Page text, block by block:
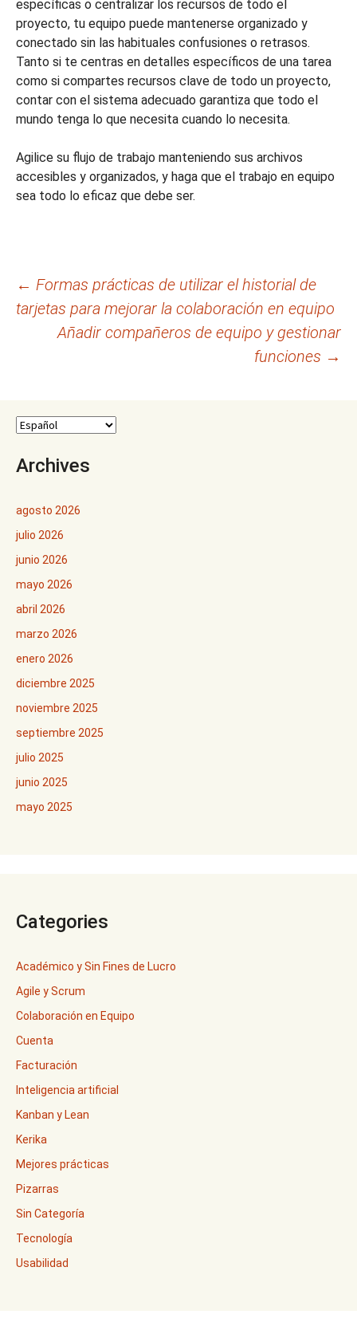
específicas o centralizar los recursos de todo el
proyecto, tu equipo puede mantenerse organizado y
conectado sin las habituales confusiones o retrasos.
Tanto si te centras en detalles específicos de una tarea
como si compartes recursos clave de todo un proyecto,
contar con el sistema adecuado garantiza que todo el
mundo tenga lo que necesita cuando lo necesita.
Agilice su flujo de trabajo manteniendo sus archivos
accesibles y organizados, y haga que el trabajo en equipo
sea todo lo eficaz que debe ser.
Navegación
de
← Formas prácticas de utilizar el historial de
tarjetas para mejorar la colaboración en equipo
Añadir compañeros de equipo y gestionar
funciones →
Archives
agosto 2026
julio 2026
junio 2026
mayo 2026
abril 2026
marzo 2026
enero 2026
diciembre 2025
noviembre 2025
septiembre 2025
julio 2025
junio 2025
mayo 2025
Categories
Académico y Sin Fines de Lucro
Agile y Scrum
Colaboración en Equipo
Cuenta
Facturación
Inteligencia artificial
Kanban y Lean
Kerika
Mejores prácticas
Pizarras
Sin Categoría
Tecnología
Usabilidad